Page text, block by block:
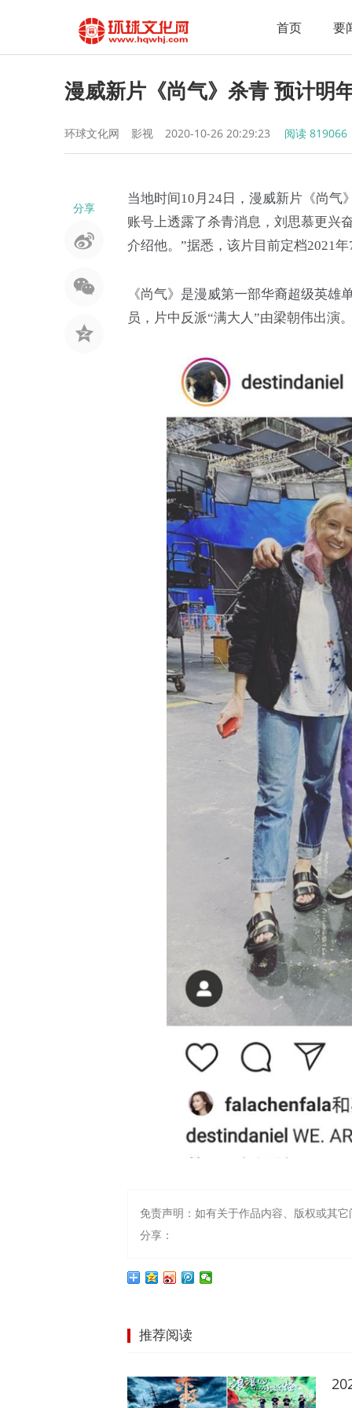
首页 要
分享
漫威新片《尚气》杀青 预计明
环球文化网 影视 2020-10-26 20:29:23 阅读 819066
当地时间10月24日，漫威新片《尚气
账号上透露了杀青消息，刘思慕更兴
介绍他。”据悉，该片目前定档2021
《尚气》是漫威第一部华裔超级英
员，片中反派“满大人”由梁朝伟出演
免责声明：如有关于作品内容、版权或其
分享：
推荐阅读